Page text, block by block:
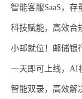
智能客服SaaS，
小邮就位！邮储银
一天即可上线，AI
智能双录，高效解